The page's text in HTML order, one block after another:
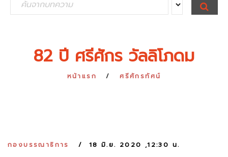
e
S
E
A
82 ปี ศรีศักร วัลลิโภดม
หน้าแรก ศรีศักรทัศน์
กองบรรณาธิการ 18 มิ.ย. 2020 ,12:30 น.